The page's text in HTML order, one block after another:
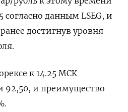
согласно данным LSEG, и
достигнув уровня
к 14.25 МСК
92,50, и преимущество